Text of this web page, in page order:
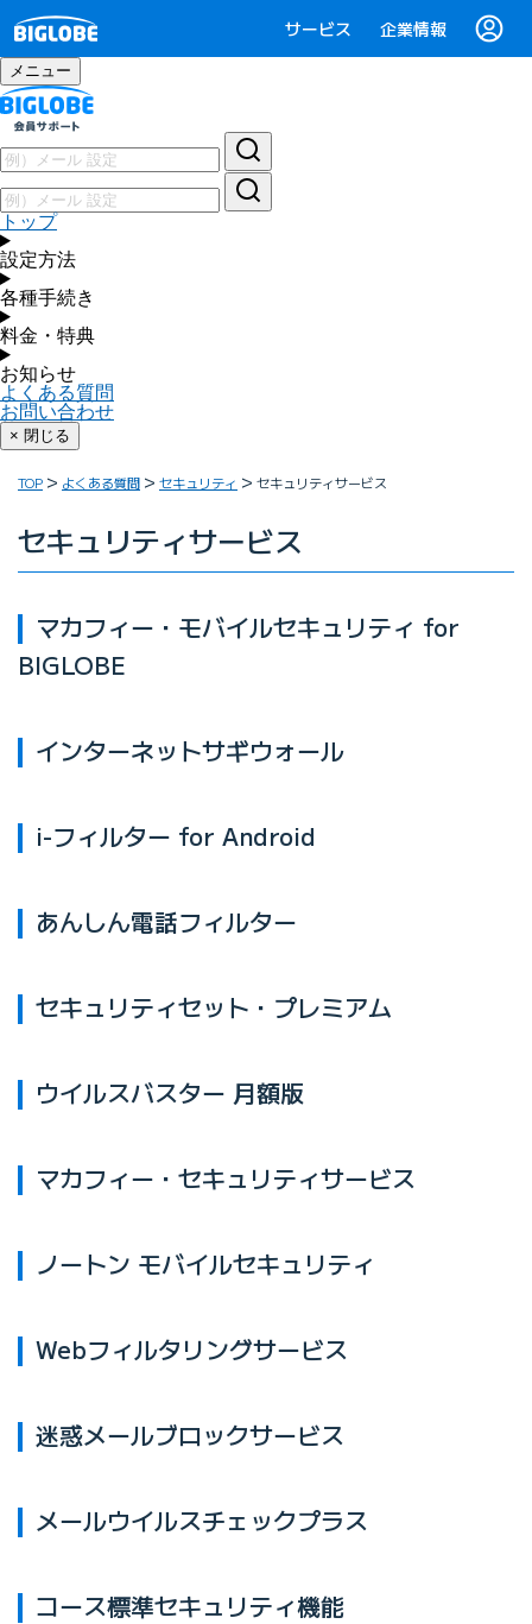
サービス 企業情報
メニュー
トップ
設定方法
各種手続き
料金・特典
お知らせ
よくある質問
お問い合わせ
× 閉じる
TOP よくある質問 セキュリティ セキュリティサービス
セキュリティサービス
マカフィー・モバイルセキュリティ for
BIGLOBE
インターネットサギウォール
i-フィルター for Android
あんしん電話フィルター
セキュリティセット・プレミアム
ウイルスバスター 月額版
マカフィー・セキュリティサービス
ノートン モバイルセキュリティ
Webフィルタリングサービス
迷惑メールブロックサービス
メールウイルスチェックプラス
コース標準セキュリティ機能